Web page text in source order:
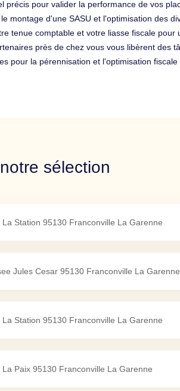
pour valider la performance de vos
montage d'une SASU et l'optimisation des
tenue comptable et votre liasse fiscale pour
près de chez vous vous libèrent des
pour la pérennisation et l'optimisation fiscale
sélection
Station 95130 Franconville La Garenne
Jules Cesar 95130 Franconville La Garenne
Station 95130 Franconville La Garenne
La Paix 95130 Franconville La Garenne